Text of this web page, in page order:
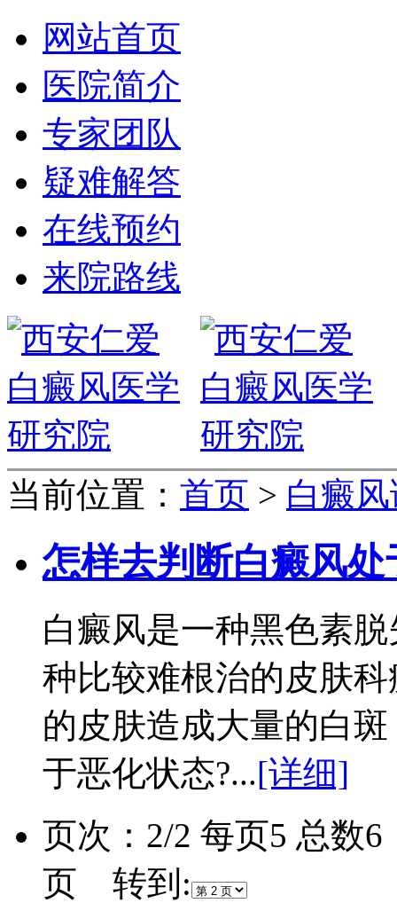
网站首页
医院简介
专家团队
疑难解答
在线预约
来院路线
当前位置： 首页 > 白癜
怎样去判断白癜风
白癜风是一种黑色素
种比较难根治的皮肤
的皮肤造成大量的白
于恶化状态?...[详细]
页次：2/2 每页5 总
页 转到: